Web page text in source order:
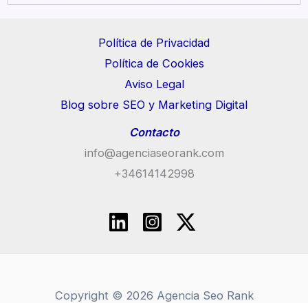
Política de Privacidad
Política de Cookies
Aviso Legal
Blog sobre SEO y Marketing Digital
Contacto
info@agenciaseorank.com
+34614142998
Copyright © 2026 Agencia Seo Rank